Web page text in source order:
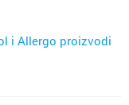
i Allergo proizvodi